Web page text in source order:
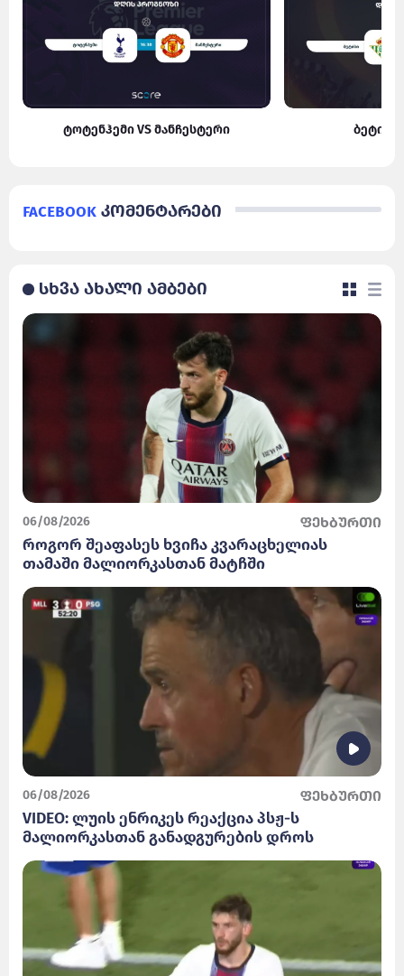
ტოტენჰემი VS მანჩესტერი ბეტისი
Facebook კომენტარები
სხვა ახალი ამბები
06/08/2026 ფეხბურთი
როგორ შეაფასეს ხვიჩა კვარაცხელიას
თამაში მალიორკასთან მატჩში
06/08/2026 ფეხბურთი
VIDEO: ლუის ენრიკეს რეაქცია პსჟ-ს
მალიორკასთან განადგურების დროს